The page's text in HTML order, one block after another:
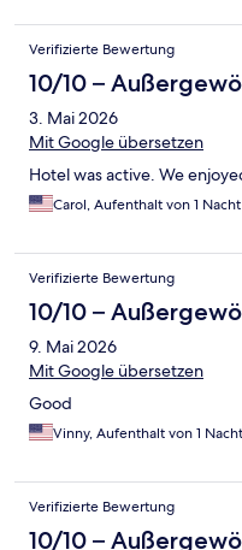
Verifizierte Bewertung
10/10 –
3. Mai 2026
Mit Google übersetzen
Hotel was active. We
Carol, Aufenthalt von 1 Nacht
Verifizierte Bewertung
10/10 –
9. Mai 2026
Mit Google übersetzen
Good
Vinny, Aufenthalt von 1 Nacht
Verifizierte Bewertung
10/10 –